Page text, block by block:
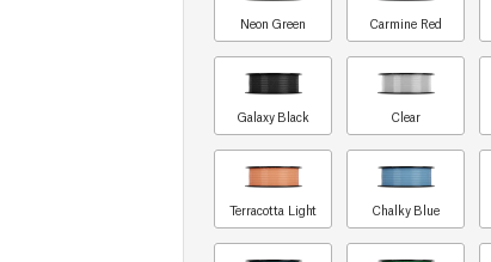
Neon Green Carmine Red
Galaxy Black Clear
Terracotta Light Chalky Blue